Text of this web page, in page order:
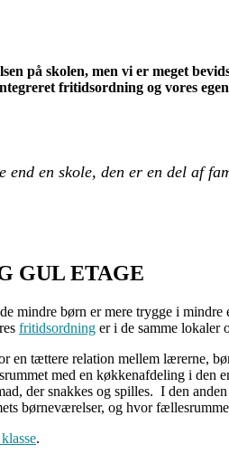
på skolen, men vi er meget
fritidsordning og vores
end en skole, den er en del af
GUL ETAGE
mindre børn er mere trygge i
fritidsordning er i de samme lokaler
en tættere relation mellem lærerne,
med en køkkenafdeling i den
der snakkes og spilles. I den
børneværelser, og hvor
.